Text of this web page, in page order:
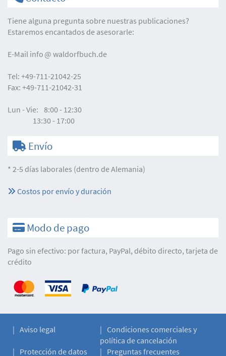
Tiene alguna pregunta sobre nuestras publicaciones?
Estaremos encantados de asesorarle:
E-Mail info waldorfbuch.de
Tel: +49-711-21042-25
Fax: +49-711-21042-31
Lun - Vie: 8:00 - 12:30
13:30 - 17:00
Envío
* 2-5 días laborales (dentro de Alemania)
Costos por envío y duración
Modo de pago
Pago sin efectivo: por factura, PayPal, débito directo, tarjeta de
crédito
Aviso legal
Condiciones comerciales y
política de cancelación
Protección de datos
Preguntas frecuentes